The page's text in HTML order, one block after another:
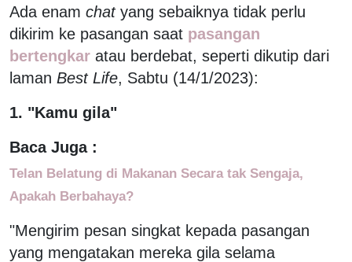
Ada enam chatyang sebaiknya tidak perlu
dikirim ke pasangan saat pasangan
bertengkar atau berdebat, seperti dikutip dari
laman Best Life, Sabtu (14/1/2023):
1. "Kamu gila"
Baca Juga :
Telan Belatung di Makanan Secara tak Sengaja,
Apakah Berbahaya?
"Mengirim pesan singkat kepada pasangan
yang mengatakan mereka gila selama